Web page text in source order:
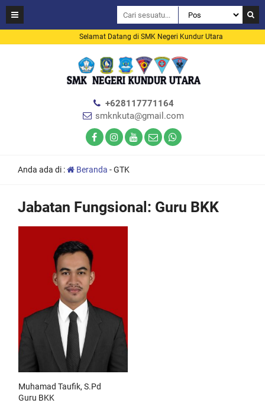
Selamat Datang di SMK Negeri Kundur Utara
+628117771164
smknkuta@gmail.com
Anda ada di : Beranda -GTK
Jabatan Fungsional: Guru BKK
Muhamad Taufik, S.Pd
Guru BKK